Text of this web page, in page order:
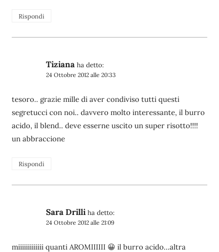
Rispondi
Tiziana ha detto:
24 Ottobre 2012 alle 20:33
tesoro.. grazie mille di aver condiviso tutti questi
segretucci con noi.. davvero molto interessante, il burro
acido, il blend.. deve esserne uscito un super risotto!!!!
un abbraccione
Rispondi
Sara Drilli ha detto:
24 Ottobre 2012 alle 21:09
miiiiiiiiiiiii quanti AROMIIIIII 😀 il burro acido…altra